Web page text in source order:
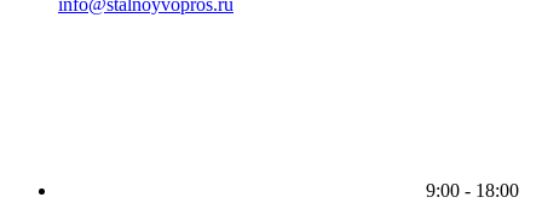
info@stalnoyvopros.ru
9:00 - 18:00